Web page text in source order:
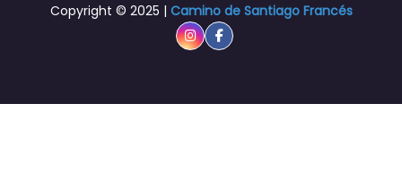
Copyright © 2025 | Camino de Santiago Francés